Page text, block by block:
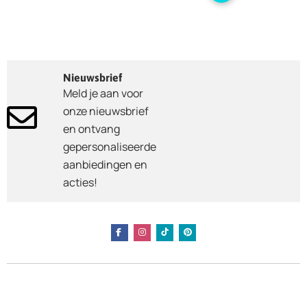
Nieuwsbrief
Meld je aan voor
onze nieuwsbrief
en ontvang
gepersonaliseerde
aanbiedingen en
acties!